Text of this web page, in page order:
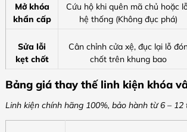
Mở khóa
khẩn cấp
Cứu hộ khi quên mã chủ hoặc
hệ thống (Không đục phá)
Sửa lỗi
kẹt chốt
Cân chỉnh cửa xệ, đục lại lỗ
chốt trên khung bao
Bảng giá thay thế linh kiện khóa
Linh kiện chính hãng 100%, bảo hành từ 6 – 12